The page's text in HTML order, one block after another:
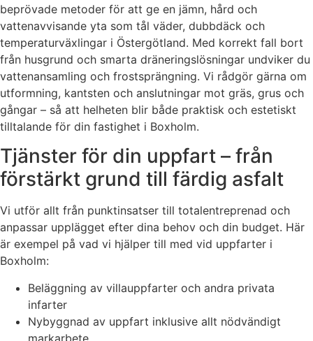
beprövade metoder för att ge en jämn, hård och
vattenavvisande yta som tål väder, dubbdäck och
temperaturväxlingar i Östergötland. Med korrekt fall bort
från husgrund och smarta dräneringslösningar undviker du
vattenansamling och frostsprängning. Vi rådgör gärna om
utformning, kantsten och anslutningar mot gräs, grus och
gångar – så att helheten blir både praktisk och estetiskt
tilltalande för din fastighet i Boxholm.
Tjänster för din uppfart – från
förstärkt grund till färdig asfalt
Vi utför allt från punktinsatser till totalentreprenad och
anpassar upplägget efter dina behov och din budget. Här
är exempel på vad vi hjälper till med vid uppfarter i
Boxholm:
Beläggning av villauppfarter och andra privata
infarter
Nybyggnad av uppfart inklusive allt nödvändigt
markarbete